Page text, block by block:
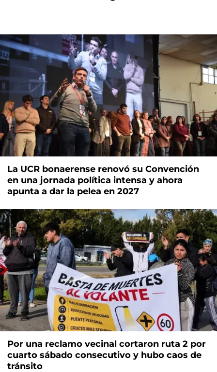
La UCR bonaerense renovó su Convención
en una jornada política intensa y ahora
apunta a dar la pelea en 2027
Por una reclamo vecinal cortaron ruta 2 por
cuarto sábado consecutivo y hubo caos de
tránsito